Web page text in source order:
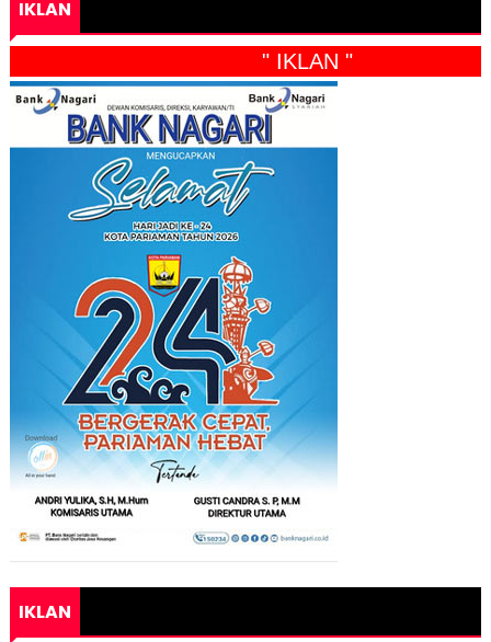
IKLAN
" IKLAN "
IKLAN